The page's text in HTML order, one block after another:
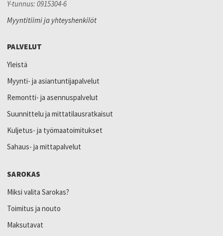
Y-tunnus: 0915304-6
Myyntitiimi ja yhteyshenkilöt
PALVELUT
Yleistä
Myynti- ja asiantuntijapalvelut
Remontti- ja asennuspalvelut
Suunnittelu ja mittatilausratkaisut
Kuljetus- ja työmaatoimitukset
Sahaus- ja mittapalvelut
SAROKAS
Miksi valita Sarokas?
Toimitus ja nouto
Maksutavat